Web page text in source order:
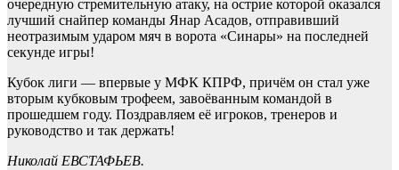
очередную стремительную атаку, на острие которой оказался
лучший снайпер команды Янар Асадов, отправивший
неотразимым ударом мяч в ворота «Синары» на последней
секунде игры!
Кубок лиги — впервые у МФК КПРФ, причём он стал уже
вторым кубковым трофеем, завоёванным командой в
прошедшем году. Поздравляем её игроков, тренеров и
руководство и так держать!
Николай ЕВСТАФЬЕВ.